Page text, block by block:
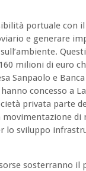
portuale con
e generare
sull’ambiente.
milioni di euro
Sanpaolo e
concesso a
privata parte
di
lo sviluppo
sosterranno il